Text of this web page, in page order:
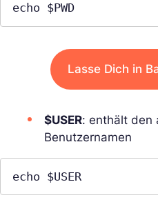
echo $PWD
Lasse Dich in
$USER: enthält den
Benutzernamen
echo $USER